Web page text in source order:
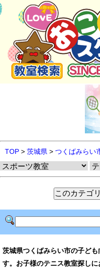
TOP > 茨城県 > つくばみらい
茨城県つくばみらい市の子ど
す。お子様のテニス教室探しに